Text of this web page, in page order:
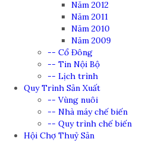
Năm 2012
Năm 2011
Năm 2010
Năm 2009
-- Cổ Đông
-- Tin Nội Bộ
-- Lịch trình
Quy Trình Sản Xuất
-- Vùng nuôi
-- Nhà máy chế biến
-- Quy trình chế biến
Hội Chợ Thuỷ Sản